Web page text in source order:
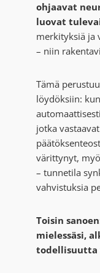
ohjaavat
luovat
merkityksiä ja
– niin
Tämä
löydöksiin:
jotka
värittynyt,
– tunnetila
vahvistuksia
Toisin
mielessäsi,
todellisuutta